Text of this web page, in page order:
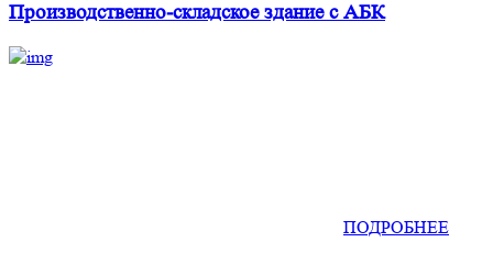
Производственно-складское здание с АБК
ПОДРОБНЕЕ